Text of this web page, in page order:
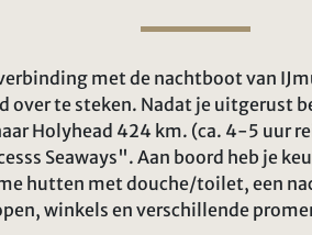
met de nachtboot van
over te steken. Nadat je uitgerust
Holyhead 424 km. (ca. 4-5 uur
Seaways". Aan boord heb je
hutten met douche/toilet, een
winkels en verschillende